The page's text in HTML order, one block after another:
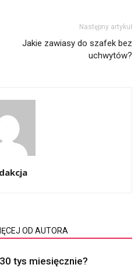
Następny artykuł
Jakie zawiasy do szafek bez
uchwytów?
OD AUTORA
tys miesięcznie?